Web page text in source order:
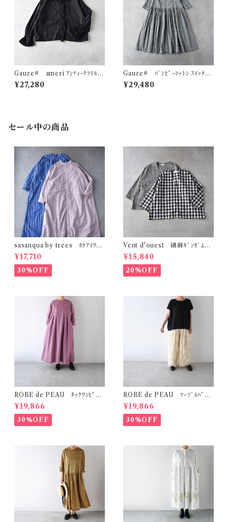
Gauze# ameri ｱﾝﾃｨｰｸﾌﾘﾙﾌﾞ
ﾗｳｽ (ﾉﾜｰﾙ (ﾌﾞﾗｯｸ系)) G1160
¥27,280
Gauze# ﾊﾞﾝﾋﾟｰｺｯﾄﾝ ｽｲｯﾁﾝ
ｸﾞｷﾞｬｻﾞｰﾜﾝﾋﾟｰｽ (ﾎﾜｲﾄ×ﾌﾞﾗｯｸ)
G1194
¥29,480
セール中の商品
sasanqua by trees ｶｹｱｲﾜﾝ
ﾋﾟｰｽ AN-318
¥17,710
30%OFF
Vent d'ouest 綿麻ｷﾞﾝｶﾞﾑﾁｪ
ｯｸ ﾉｰｶﾗｰｼﾞｬｹｯﾄ VE19621
¥15,840
20%OFF
ROBE de PEAU ﾀｯｸﾜﾝﾋﾟｰｽ
(ﾌﾟﾗﾑ) R342
¥19,866
30%OFF
ROBE de PEAU ﾏｰﾌﾞﾙﾊﾟﾀｰ
ﾝ ﾜｲﾄﾞﾊﾟﾝﾂ (ｽｷﾝﾏｰﾌﾞﾙ(ｲｴﾛｰ系)
) R303
¥19,866
30%OFF